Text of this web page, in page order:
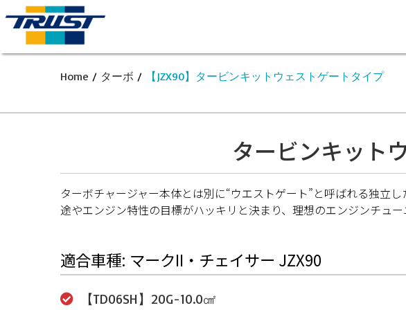
Home / ターボ / 【JZX90】タービンキットウェストゲートタイプ
タービンキット
ターボチャージャー本体とは別に“ウエストゲート”と呼ばれる独立
途やエンジン特性の目標がハッキリと決まり、理想のエンジンチュ
適合車種: マークII・チェイサー JZX90
【TD06SH】20G-10.0㎠